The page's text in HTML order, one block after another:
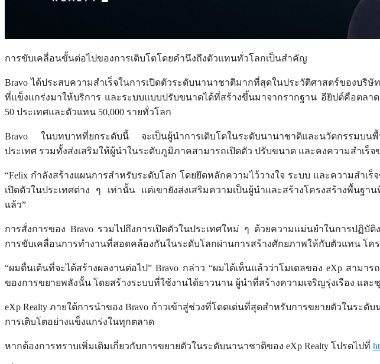
การขับเคลื่อนขั้นต่อไปของการเติบโตโดยคำนึงถึงตัวแทนทั่วโลกเป็นสำคัญ
Bravo ได้ประสบความสำเร็จในการเปิดตัวระดับนานาชาติมากที่สุดในประวัติศาสตร์ของบ
ที่แข็งแกร่งมาให้บริการ และระบบแบบปรับขนาดได้ที่สร้างขึ้นมาจากรากฐาน อียิปต์คือตล
50 ประเทศและตัวแทน 50,000 รายทั่วโลก
Bravo ในบทบาทที่ยกระดับนี้ จะเป็นผู้นำการเติบโตในระดับนานาชาติและนวัตกรรมบ
ประเทศ รวมทั้งส่งเสริมให้ผู้นำในระดับภูมิภาคสามารถเปิดตัว ปรับขนาด และคงความสำเร็
“Felix กำลังสร้างแผนการสำหรับระดับโลก โดยยึดหลักความไว้วางใจ ระบบ และความสำเร็
เปิดตัวในประเทศต่าง ๆ เท่านั้น แต่เขายังส่งเสริมความเป็นผู้นำและสร้างโครงสร้างพื้นฐ
แล้ว”
การสั่งการของ Bravo รวมไปถึงการเปิดตัวในประเทศใหม่ ๆ ด้วยความแม่นยำในการปฏิ
การขับเคลื่อนการทำงานที่สอดคล้องกันในระดับโลกผ่านการสร้างศักยภาพให้กับตัวแทน โค
“ผมตื่นเต้นที่จะได้สร้างผลงานต่อไป” Bravo กล่าว “ผมได้เห็นแล้วว่าโมเดลของ eXp สาม
ของการขยายพลังนั้น โดยสร้างระบบที่ใช้งานได้ยาวนาน ผู้นำที่สร้างความเจริญรุ่งเรือง แล
eXp Realty ภายใต้การนำของ Bravo ก้าวเข้าสู่ช่วงที่โดดเด่นที่สุดสำหรับการขยายตัวในร
การเติบโตอย่างแข็งแกร่งในทุกตลาด
หากต้องการทราบเพิ่มเติมเกี่ยวกับการขยายตัวในระดับนานาชาติของ eXp Realty โปรดไปที่